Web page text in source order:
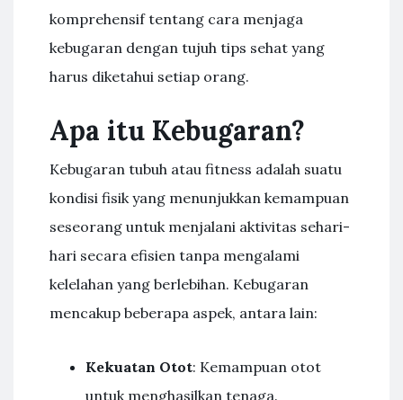
komprehensif tentang cara menjaga
kebugaran dengan tujuh tips sehat yang
harus diketahui setiap orang.
Apa itu Kebugaran?
Kebugaran tubuh atau fitness adalah suatu
kondisi fisik yang menunjukkan kemampuan
seseorang untuk menjalani aktivitas sehari-
hari secara efisien tanpa mengalami
kelelahan yang berlebihan. Kebugaran
mencakup beberapa aspek, antara lain:
Kekuatan Otot: Kemampuan otot
untuk menghasilkan tenaga.